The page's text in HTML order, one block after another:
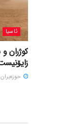
ئاسیا
حوزه‌یران 6, 2025